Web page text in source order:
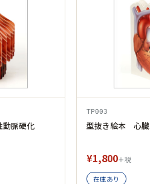
脈硬化
TP003
型抜き絵本 心臓
¥1,800＋税
在庫あり